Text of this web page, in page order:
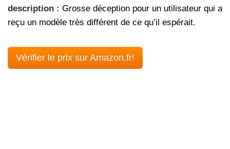
description : Grosse déception pour un utilisateur qui a
reçu un modèle très différent de ce qu’il espérait.
Vérifier le prix sur Amazon.fr!